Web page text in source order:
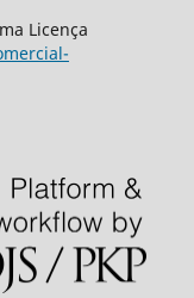
Licença